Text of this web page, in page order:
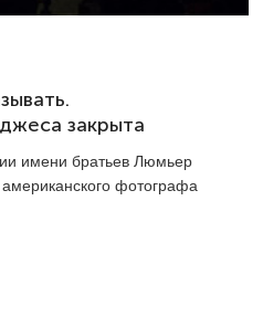
закрыта
имени братьев Люмьер
фотографа